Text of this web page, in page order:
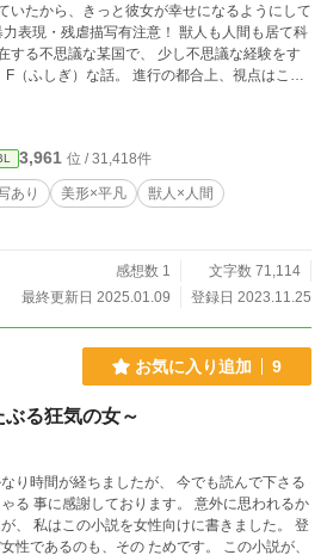
いたから、きっと彼女が幸せになるようにして
する不思議な某国で、 少し不思議な経験をす
（ふしぎ）な話。 進行の都合上、視点はころ
いです。 尚、BがLするまでかな
筆修正しました。
3,961 位 / 31,418件
あり 美形×平凡
獣人×人間
感想数 1
文字数 71,114
最終更新日 2025.01.09
登録日 2023.11.25
お気に入り追加 9
る狂気の女～
り時間が経ちましたが、 今でも読んで下さる
に感謝しております。 意外に思われるか
、 私はこの小説を女性向けに書きました。 登
あるのも、その ためです。 この小説が、